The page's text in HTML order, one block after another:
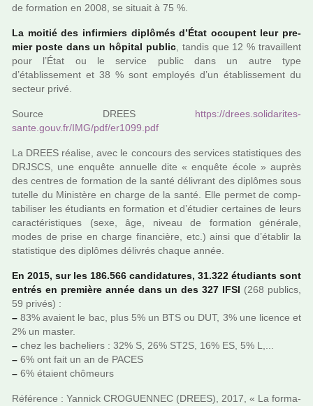
de for­ma­tion en 2008, se situait à 75 %.
La moitié des infir­miers diplô­més d’État occu­pent leur pre­
mier poste dans un hôpi­tal public , tandis que 12 % tra­vaillent
pour l’État ou le ser­vice public dans un autre type
d’établissement et 38 % sont employés d’un établissement du
sec­teur privé.
Source DREES https://drees.soli­da­ri­tes-
sante.gouv.fr/IMG/pdf/er1099.pdf
La DREES réa­lise, avec le concours des ser­vi­ces sta­tis­ti­ques des
DRJSCS, une enquête annuelle dite « enquête école » auprès
des cen­tres de for­ma­tion de la santé déli­vrant des diplô­mes sous
tutelle du Ministère en charge de la santé. Elle permet de comp­
ta­bi­li­ser les étudiants en for­ma­tion et d’étudier cer­tai­nes de leurs
carac­té­ris­ti­ques (sexe, âge, niveau de for­ma­tion géné­rale,
modes de prise en charge finan­cière, etc.) ainsi que d’établir la
sta­tis­ti­que des diplô­mes déli­vrés chaque année.
En 2015, sur les 186.566 can­di­da­tu­res, 31.322 étudiants sont
entrés en pre­mière année dans un des 327 IFSI (268 publics,
59 privés) :
– 83% avaient le bac, plus 5% un BTS ou DUT, 3% une licence et
2% un master.
– chez les bache­liers : 32% S, 26% ST2S, 16% ES, 5% L,...
– 6% ont fait un an de PACES
– 6% étaient chô­meurs
Référence : Yannick CROGUENNEC (DREES), 2017, « La for­ma­